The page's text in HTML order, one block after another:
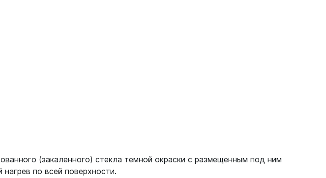
(закаленного) стекла темной окраски с размещенным под ним
по всей поверхности.